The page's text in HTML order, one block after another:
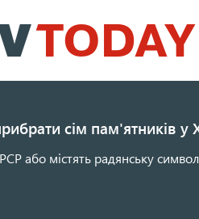
до
основного
сім пам'ятників у
або містять радянську